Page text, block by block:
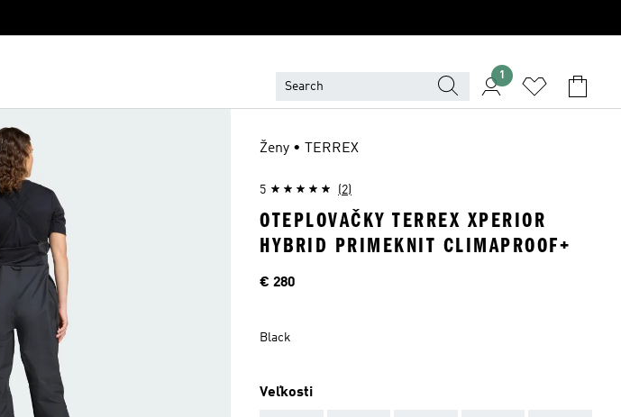
1
Ženy • TERREX
5 (2)
OTEPLOVAČKY TERREX XPERIOR
HYBRID PRIMEKNIT CLIMAPROOF+
Cena
€ 280
Black
Veľkosti